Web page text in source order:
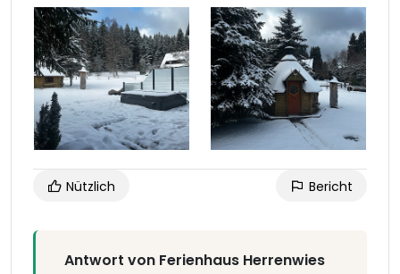
Nützlich Bericht
Antwort von Ferienhaus Herrenwies